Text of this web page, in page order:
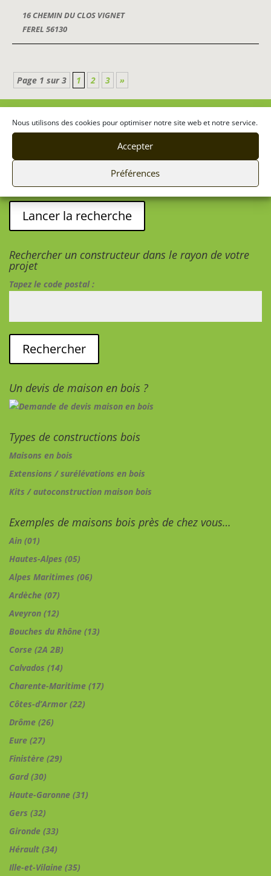
Nous utilisons des cookies pour optimiser notre site web et notre service.
Accepter
Préférences
16 CHEMIN DU CLOS VIGNET
FEREL 56130
Page 1 sur 3 1 2 3 »
département
Rechercher un constructeur dans le rayon de votre
projet
Tapez le code postal :
Un devis de maison en bois ?
Types de constructions bois
Maisons en bois
Extensions / surélévations en bois
Kits / autoconstruction maison bois
Exemples de maisons bois près de chez vous…
Ain (01)
Hautes-Alpes (05)
Alpes Maritimes (06)
Ardèche (07)
Aveyron (12)
Bouches du Rhône (13)
Corse (2A 2B)
Calvados (14)
Charente-Maritime (17)
Côtes-d’Armor (22)
Drôme (26)
Eure (27)
Finistère (29)
Gard (30)
Haute-Garonne (31)
Gers (32)
Gironde (33)
Hérault (34)
Ille-et-Vilaine (35)